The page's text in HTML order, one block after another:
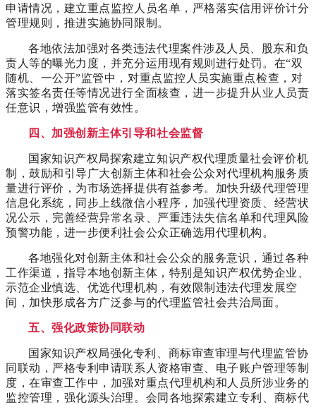
申请情况，建立重点监控人员名单，严格落实信用评价计分
管理规则，推进实施协同限制。
各地依法加强对各类违法代理案件涉及人员、股东和负
责人等的曝光力度，并充分运用现有规则进行处罚。在“双
随机、一公开”监管中，对重点监控人员实施重点检查，对
落实签名责任等情况进行全面核查，进一步提升从业人员责
任意识，增强监管有效性。
四、加强创新主体引导和社会监督
国家知识产权局探索建立知识产权代理质量社会评价机
制，鼓励和引导广大创新主体和社会公众对代理机构服务质
量进行评价，为市场选择提供有益参考。加快升级代理管理
信息化系统，同步上线微信小程序，加强代理资质、经营状
况公示，完善经营异常名录、严重违法失信名单和代理风险
预警功能，进一步便利社会公众正确选用代理机构。
各地强化对创新主体和社会公众的服务意识，通过各种
工作渠道，指导本地创新主体，特别是知识产权优势企业、
示范企业慎选、优选代理机构，有效限制违法代理发展空
间，加快形成各方广泛参与的代理监管社会共治局面。
五、强化政策协同联动
国家知识产权局强化专利、商标审查审理与代理监管协
同联动，严格专利申请联系人资格审查、电子账户管理等制
度，在审查工作中，加强对重点代理机构和人员所涉业务的
监控管理，强化源头治理。会同各地探索建立专利、商标代